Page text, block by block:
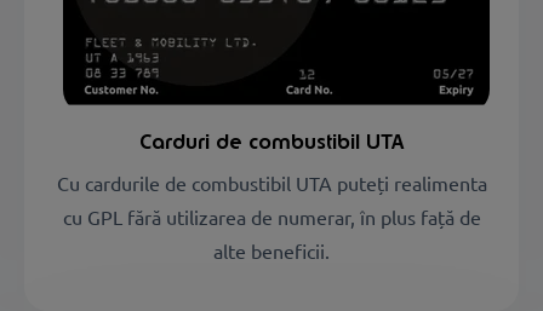
Carduri de combustibil UTA
Cu cardurile de combustibil UTA puteți realimenta
cu GPL fără utilizarea de numerar, în plus față de
alte beneficii.